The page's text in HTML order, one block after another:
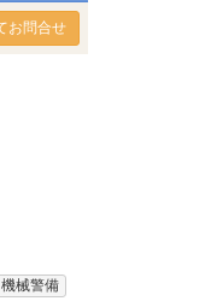
お問合せ
機械警備